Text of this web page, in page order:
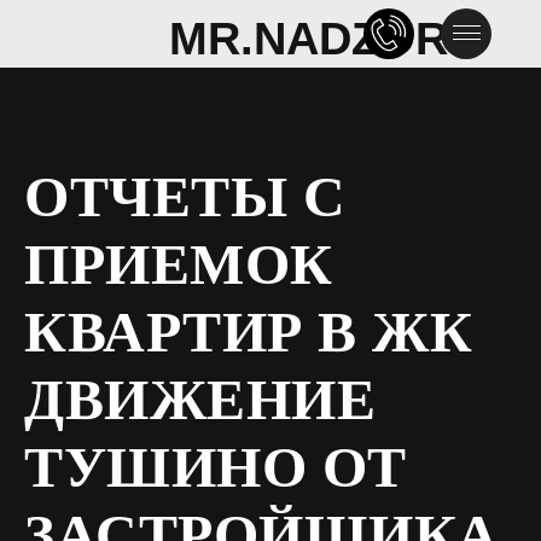
MR.NADZOR
MR.NADZOR
ОТЧЕТЫ С
ПРИЕМОК
КВАРТИР В ЖК
ДВИЖЕНИЕ
ТУШИНО ОТ